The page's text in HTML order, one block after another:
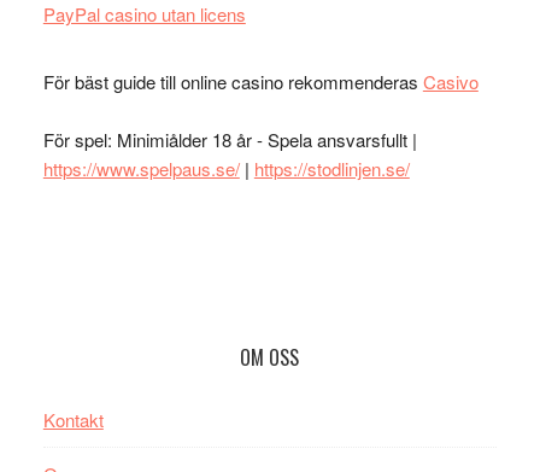
PayPal casino utan licens
För bäst guide till online casino rekommenderas Casivo
För spel: Minimiålder 18 år - Spela ansvarsfullt |
https://www.spelpaus.se/| https://stodlinjen.se/
OM OSS
Kontakt